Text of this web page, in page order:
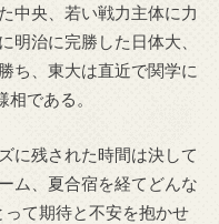
中央、若い戦力主体に力
明治に完勝した日体大、
ち、東大は直近で関学に
である。
に残された時間は決して
ム、夏合宿を経てどんな
て期待と不安を抱かせ